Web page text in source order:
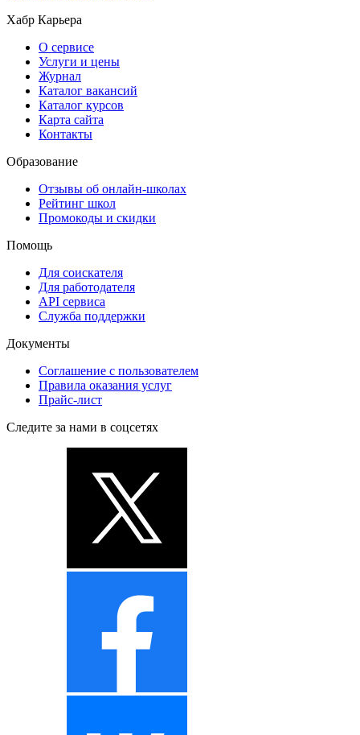
Хабр Карьера
О сервисе
Услуги и цены
Журнал
Каталог вакансий
Каталог курсов
Карта сайта
Контакты
Образование
Отзывы об онлайн-школах
Рейтинг школ
Промокоды и скидки
Помощь
Для соискателя
Для работодателя
API сервиса
Служба поддержки
Документы
Соглашение с пользователем
Правила оказания услуг
Прайс-лист
Следите за нами в соцсетях